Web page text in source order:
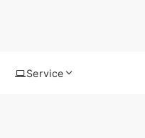
Service